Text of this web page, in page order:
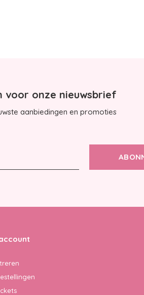
voor onze nieuwsbrief
aanbiedingen en promoties